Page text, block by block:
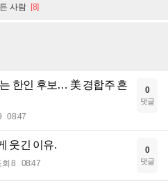
사람 [8]
한인 후보… 美 경합주 흔
08:47
0
댓글
웃긴 이유.
회 8 08:47
0
댓글